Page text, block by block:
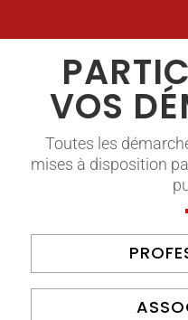
VOS
Toutes les
mises à disposition